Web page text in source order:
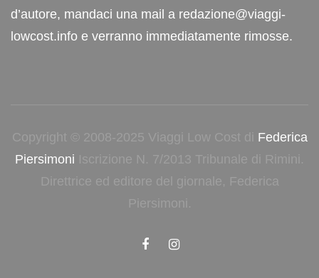
d’autore, mandaci una mail a redazione@viaggi-
lowcost.info e verranno immediatamente rimosse.
Copyright © 2008-2025 Viaggi Low Cost di Federica
Piersimoni Iscrizione N. 7/2013 Tribunale di Rimini.
Direttrice ed editore del giornale, Federica
Piersimoni.